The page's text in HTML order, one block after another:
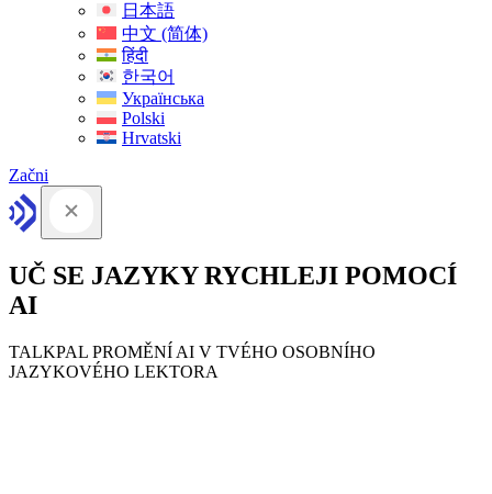
日本語
中文 (简体)
हिंदी
한국어
Українська
Polski
Hrvatski
Začni
UČ SE JAZYKY RYCHLEJI POMOCÍ
AI
TALKPAL PROMĚNÍ AI V TVÉHO OSOBNÍHO
JAZYKOVÉHO LEKTORA